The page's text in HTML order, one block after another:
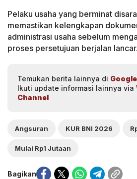
Pelaku usaha yang berminat
memastikan kelengkapan
administrasi usaha sebelum
proses persetujuan berjalan lancar.
Temukan berita lainnya di
Ikuti update informasi lainnya via
Channel
Angsuran KUR BNI 2026
Mulai Rp1 Jutaan
Bagikan